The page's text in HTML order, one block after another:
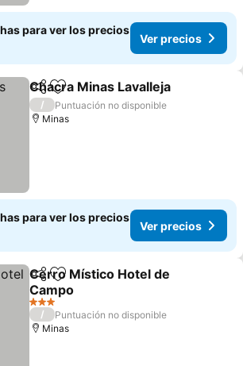
para ver los precios
Ver precios
CompartirAñadir a favoritos
Chacra Minas Lavalleja
/
Puntuación no disponible
Minas
para ver los precios
Ver precios
CompartirAñadir a favoritos
Cerro Místico Hotel de
Campo
3 Estrellas
/
Puntuación no disponible
Minas